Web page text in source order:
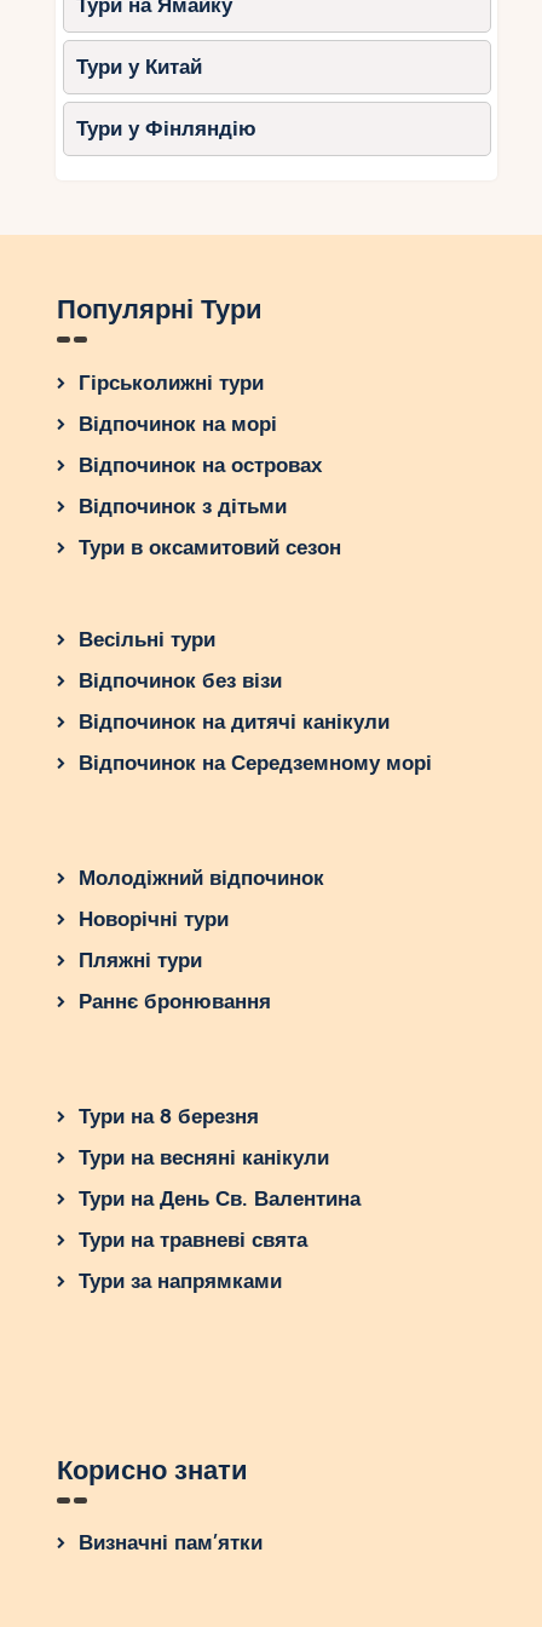
Тури на Ямайку
Тури у Китай
Тури у Фінляндію
Популярні Тури
Гірськолижні тури
Відпочинок на морі
Відпочинок на островах
Відпочинок з дітьми
Тури в оксамитовий сезон
Весільні тури
Відпочинок без візи
Відпочинок на дитячі канікули
Відпочинок на Середземному морі
Молодіжний відпочинок
Новорічні тури
Пляжні тури
Раннє бронювання
Тури на 8 березня
Тури на весняні канікули
Тури на День Св. Валентина
Тури на травневі свята
Тури за напрямками
Корисно знати
Визначні пам’ятки